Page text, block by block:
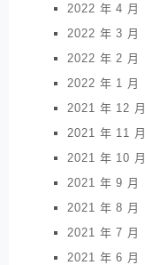
2022 年 4 月
2022 年 3 月
2022 年 2 月
2022 年 1 月
2021 年 12 月
2021 年 11 月
2021 年 10 月
2021 年 9 月
2021 年 8 月
2021 年 7 月
2021 年 6 月